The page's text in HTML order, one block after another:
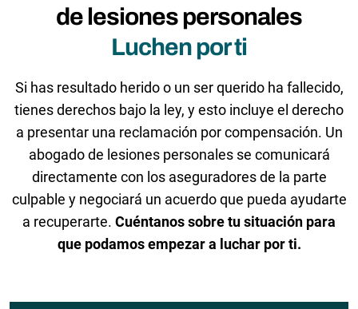
de lesiones personales
Luchen por ti
Si has resultado herido o un ser querido ha fallecido,
tienes derechos bajo la ley, y esto incluye el derecho
a presentar una reclamación por compensación. Un
abogado de lesiones personales se comunicará
directamente con los aseguradores de la parte
culpable y negociará un acuerdo que pueda ayudarte
a recuperarte. Cuéntanos sobre tu situación para
que podamos empezar a luchar por ti.